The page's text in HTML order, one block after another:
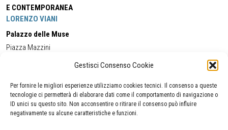
Gestisci Consenso Cookie
Per fornire le migliori esperienze utilizziamo cookies tecnici. Il consenso a queste
tecnologie ci permetterà di elaborare dati come il comportamento di navigazione o
ID unici su questo sito. Non acconsentire o ritirare il consenso può influire
negativamente su alcune caratteristiche e funzioni.
E CONTEMPORANEA
LORENZO VIANI
Palazzo delle Muse
Piazza Mazzini
Cell:+39 338 5714978 (orario apertura Galleria)
Tel:
+39 0584 944580
(orario 09.00/13.00)
Email:gamc@comune.viareggio.lu.it